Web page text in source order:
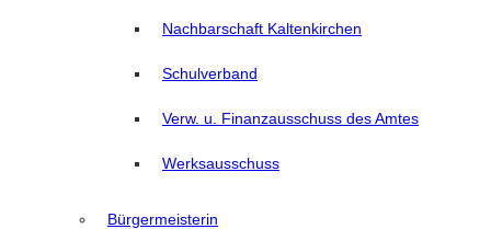
Nachbarschaft Kaltenkirchen
Schulverband
Verw. u. Finanzausschuss des Amtes
Werksausschuss
Bürgermeisterin